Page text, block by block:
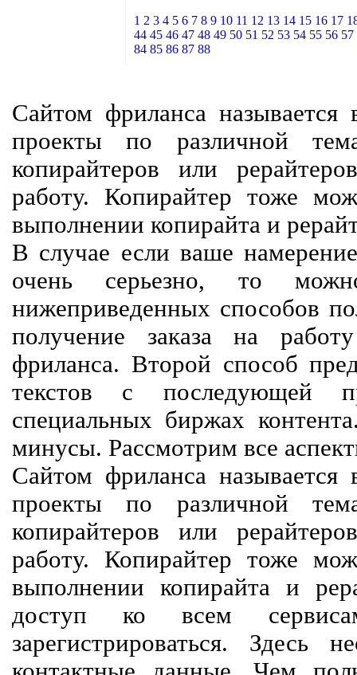
1 2 3 4 5 6 7 8 9 10 11 12 13 14 15 16 17
44 45 46 47 48 49 50 51 52 53 54 55 56 57
84 85 86 87 88
Сайтом фриланса называется
проекты по различной
копирайтеров или
работу. Копирайтер тоже
выполнении копирайта и
В случае если ваше
очень серьезно, то
нижеприведенных способов
получение заказа на
фриланса. Второй способ
текстов с последующей
специальных биржах
минусы. Рассмотрим все
Сайтом фриланса называется
проекты по различной
копирайтеров или
работу. Копирайтер тоже
выполнении копирайта и
доступ ко всем
зарегистрироваться. Здесь